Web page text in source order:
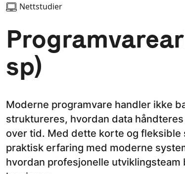
Nettstudier
sp)
Moderne programvare handler ikke
struktureres, hvordan data
over tid. Med dette korte og
praktisk erfaring med moderne
hvordan profesjonelle